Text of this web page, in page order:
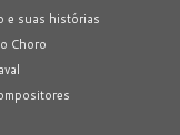
e suas histórias
Choro